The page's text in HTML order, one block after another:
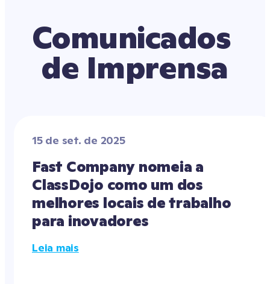
Comunicados
de Imprensa
15 de set. de 2025
Fast Company nomeia a
ClassDojo como um dos
melhores locais de trabalho
para inovadores
Leia mais